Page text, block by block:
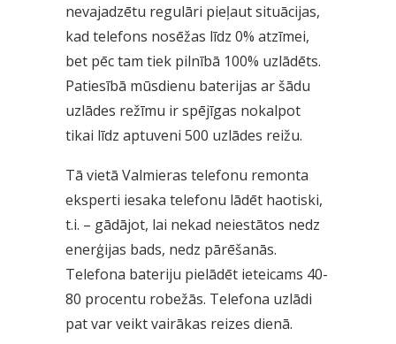
nevajadzētu regulāri pieļaut situācijas,
kad telefons nosēžas līdz 0% atzīmei,
bet pēc tam tiek pilnībā 100% uzlādēts.
Patiesībā mūsdienu baterijas ar šādu
uzlādes režīmu ir spējīgas nokalpot
tikai līdz aptuveni 500 uzlādes reižu.
Tā vietā Valmieras telefonu remonta
eksperti iesaka telefonu lādēt haotiski,
t.i. – gādājot, lai nekad neiestātos nedz
enerģijas bads, nedz pārēšanās.
Telefona bateriju pielādēt ieteicams 40-
80 procentu robežās. Telefona uzlādi
pat var veikt vairākas reizes dienā.